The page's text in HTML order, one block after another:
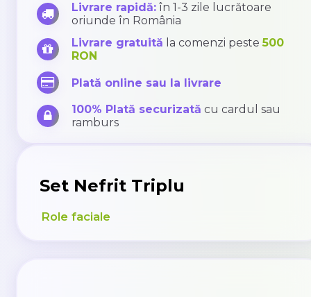
Livrare rapidă:în 1-3 zile lucrătoare
oriunde în România
Livrare gratuită la comenzi peste500
RON
Plată online sau la livrare
100% Plată securizată cu cardul sau
ramburs
Set Nefrit Triplu
Role faciale